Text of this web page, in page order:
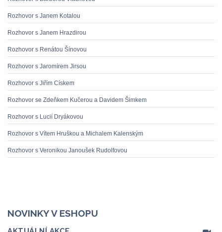
Rozhovor s Janem Kotalou
Rozhovor s Janem Hrazdirou
Rozhovor s Renátou Šínovou
Rozhovor s Jaromírem Jirsou
Rozhovor s Jiřím Cískem
Rozhovor se Zdeňkem Kučerou a Davidem Šimkem
Rozhovor s Lucií Dryákovou
Rozhovor s Vítem Hruškou a Michalem Kalenským
Rozhovor s Veronikou Janoušek Rudolfovou
NOVINKY V ESHOPU